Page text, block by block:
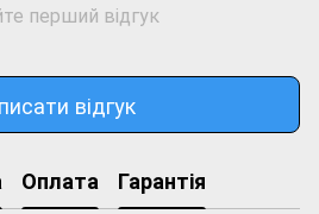
перший відгук
відгук
Оплата Гарантія